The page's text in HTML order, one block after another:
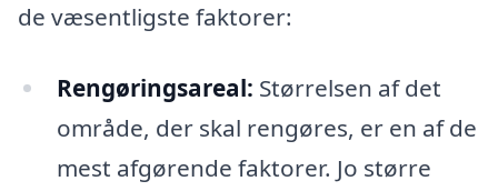
de væsentligste faktorer:
Rengøringsareal: Størrelsen af det
område, der skal rengøres, er en af de
mest afgørende faktorer. Jo større